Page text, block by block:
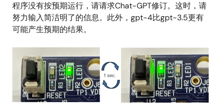
程序没有按预期运行，请请求Chat-GPT修订。这时，请
努力输入简洁明了的信息。此外，gpt-4比gpt-3.5更有
可能产生预期的结果。